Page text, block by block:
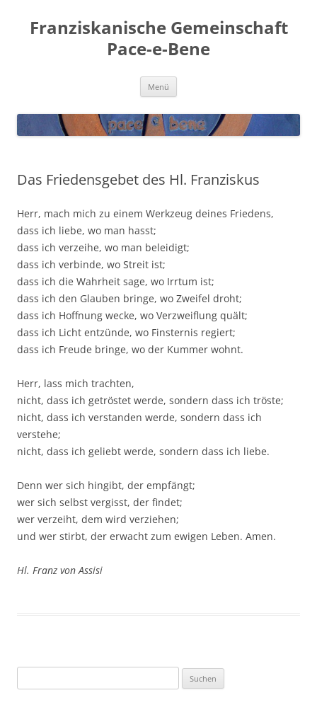
Franziskanische Gemeinschaft
Pace-e-Bene
Menü
Das Friedensgebet des Hl. Franziskus
Herr, mach mich zu einem Werk­zeug dei­nes Friedens,
dass ich lie­be, wo man hasst;
dass ich ver­zei­he, wo man beleidigt;
dass ich ver­bin­de, wo Streit ist;
dass ich die Wahr­heit sage, wo Irr­tum ist;
dass ich den Glau­ben brin­ge, wo Zwei­fel droht;
dass ich Hoff­nung wecke, wo Ver­zweif­lung quält;
dass ich Licht ent­zün­de, wo Fins­ter­nis regiert;
dass ich Freu­de brin­ge, wo der Kum­mer wohnt.
Herr, lass mich trachten,
nicht, dass ich getrös­tet wer­de, son­dern dass ich tröste;
nicht, dass ich ver­stan­den wer­de, son­dern dass ich
verstehe;
nicht, dass ich geliebt wer­de, son­dern dass ich liebe.
Denn wer sich hin­gibt, der empfängt;
wer sich selbst ver­gisst, der findet;
wer ver­zeiht, dem wird verziehen;
und wer stirbt, der erwacht zum ewi­gen Leben. Amen.
Hl. Franz von Assisi
nach: